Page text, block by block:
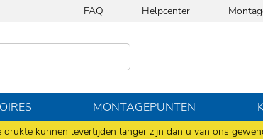
kunnen levertijden langer zijn dan u van ons
FAQ Helpcenter
MONTAGEPUNTEN